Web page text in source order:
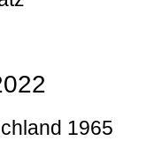
1965